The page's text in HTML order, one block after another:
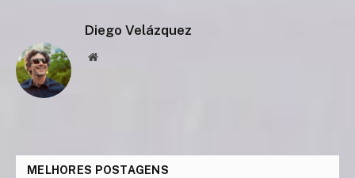
Diego Velázquez
Website
MELHORES POSTAGENS